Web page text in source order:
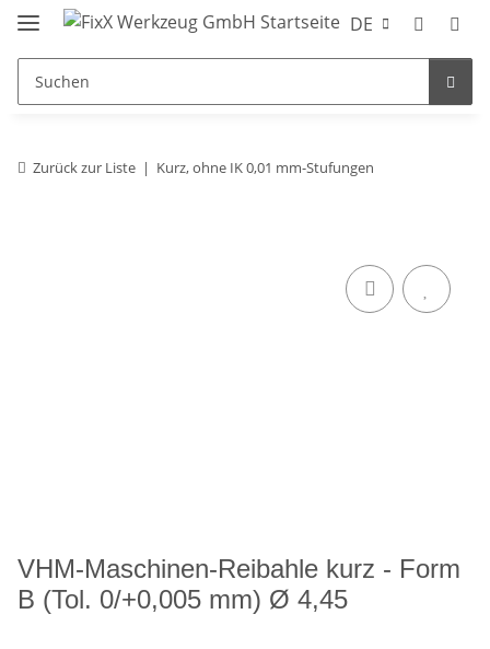
DE
Zurück zur Liste Kurz, ohne IK 0,01 mm-Stufungen
VHM-Maschinen-Reibahle kurz - Form
B (Tol. 0/+0,005 mm) Ø 4,45